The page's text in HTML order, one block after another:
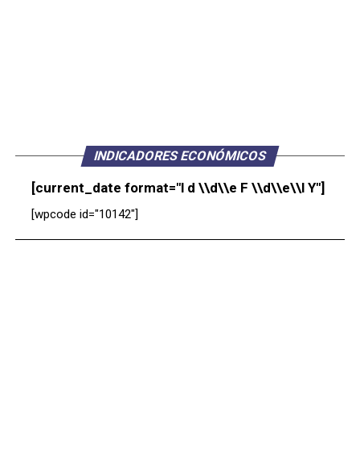
INDICADORES ECONÓMICOS
[current_date format="l d \\d\\e F \\d\\e\\l Y"]
[wpcode id="10142"]